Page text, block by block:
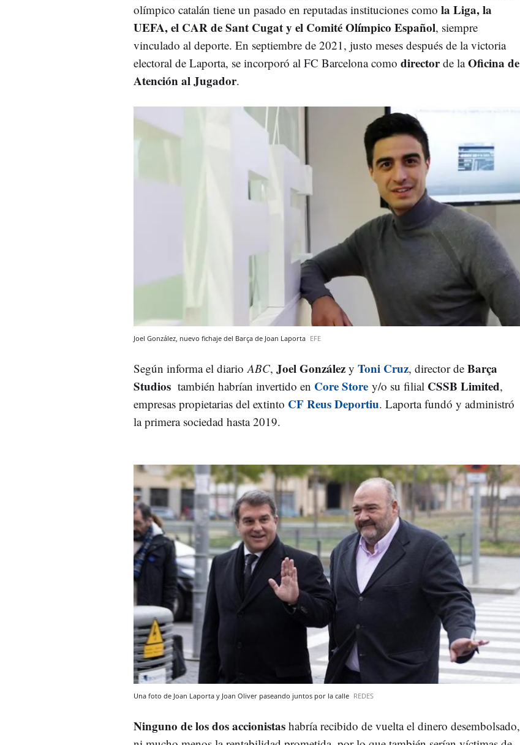
olímpico catalán tiene un pasado en reputadas instituciones como la Liga, la
UEFA, el CAR de Sant Cugat y el Comité Olímpico Español, siempre
vinculado al deporte. En septiembre de 2021, justo meses después de la victoria
electoral de Laporta, se incorporó al FC Barcelona como directorde laOficina de
Atención al Jugador.
Joel González, nuevo fichaje del Barça de Joan Laporta EFE
Según informa el diario ABC, Joel González y Toni Cruz, director de Barça
Studios también habrían invertido en Core Store y/o su filial CSSB Limited,
empresas propietarias del extinto CF Reus Deportiu. Laporta fundó y administró
la primera sociedad hasta 2019.
Una foto de Joan Laporta y Joan Oliver paseando juntos por la calle REDES
Ninguno de los dos accionistas habría recibido de vuelta el dinero desembolsado,